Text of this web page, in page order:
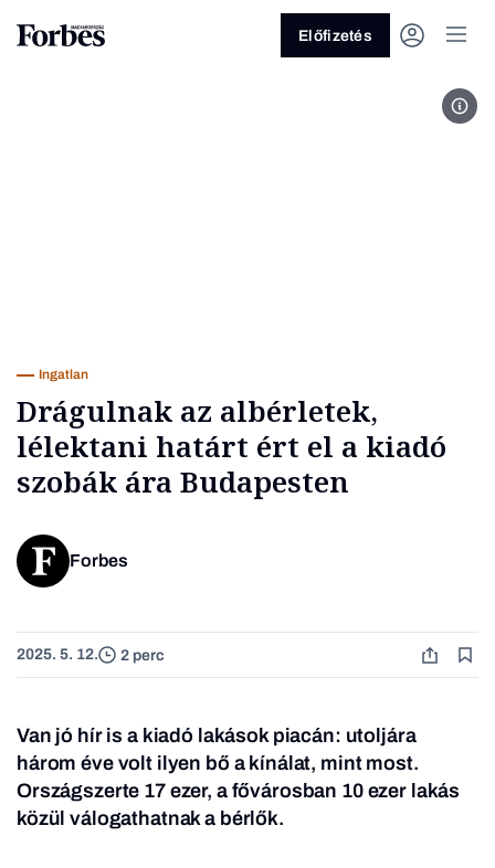
Előfizetés
Ingatlan
Drágulnak az albérletek,
lélektani határt ért el a kiadó
szobák ára Budapesten
Forbes
2025. 5. 12. 2 perc
Van jó hír is a kiadó lakások piacán: utoljára
három éve volt ilyen bő a kínálat, mint most.
Országszerte 17 ezer, a fővárosban 10 ezer lakás
közül válogathatnak a bérlők.